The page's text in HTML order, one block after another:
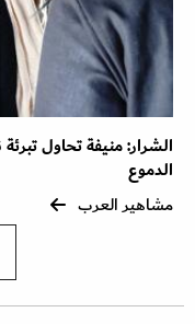
الشرار: منيفة تحاول
الدموع
مشاهير العرب